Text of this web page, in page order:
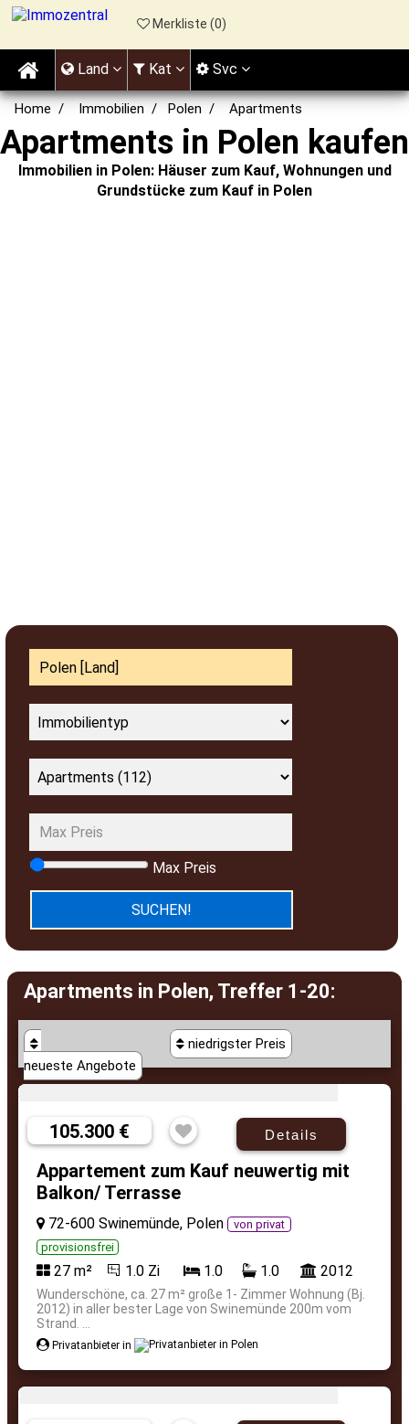
Home Immobilien Polen Apartments
Apartments in Polen kaufen
Immobilien in Polen: Häuser zum Kauf, Wohnungen und
Grundstücke zum Kauf in Polen
Max Preis
Merkliste (0)
Land Kat Svc
Apartments in Polen, Treffer 1-20:
neueste Angebote
niedrigster Preis
105.300 € Details
Appartement zum Kauf neuwertig mit
Balkon/ Terrasse
72-600 Swinemünde, Polen
von privat
provisionsfrei
27 m² 1.0 Zi 1.0 1.0 2012
Wunderschöne, ca. 27 m² große 1- Zimmer Wohnung (Bj.
2012) in aller bester Lage von Swinemünde 200m vom
Strand. ...
Privatanbieter in